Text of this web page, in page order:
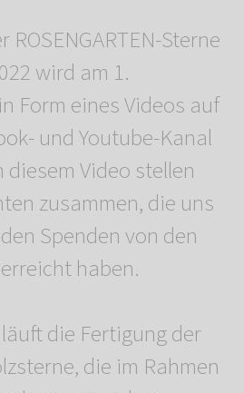
ROSENGARTEN-Sterne
wird am 1.
Form eines Videos auf
und Youtube-Kanal
Video stellen
zusammen, die uns
Spenden von den
haben.
die Fertigung der
die im Rahmen